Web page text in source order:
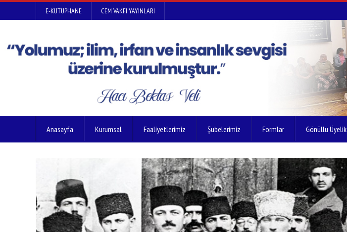
E-KÜTÜPHANE CEM VAKFI YAYINLARI
Anasayfa Kurumsal Faaliyetlerimiz Şubelerimiz Formlar Gönüllü Üyelik